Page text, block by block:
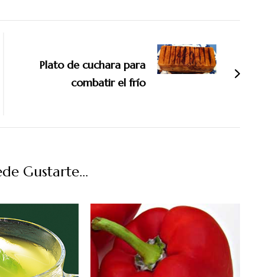
Plato de cuchara para
combatir el frío
Gustarte...